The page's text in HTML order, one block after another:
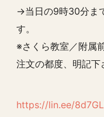
→当日の9時30分ま
す。
※さくら教室／附属
注文の都度、明記下
https://lin.ee/